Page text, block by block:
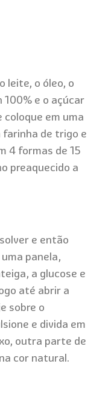
leite, o óleo, o
100% e o açúcar
em uma
de trigo e
4 formas de 15
preaquecido a
e então
panela,
a glucose e
até abrir a
sobre o
e divida em
outra parte de
cor natural.